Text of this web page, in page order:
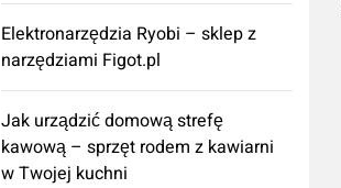
Elektronarzędzia Ryobi – sklep z
narzędziami Figot.pl
​Jak urządzić domową strefę
kawową – sprzęt rodem z kawiarni
w Twojej kuchni